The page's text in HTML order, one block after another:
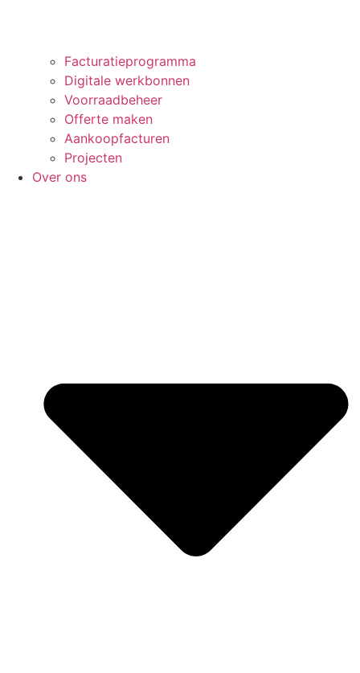
Facturatieprogramma
Digitale werkbonnen
Voorraadbeheer
Offerte maken
Aankoopfacturen
Projecten
Over ons